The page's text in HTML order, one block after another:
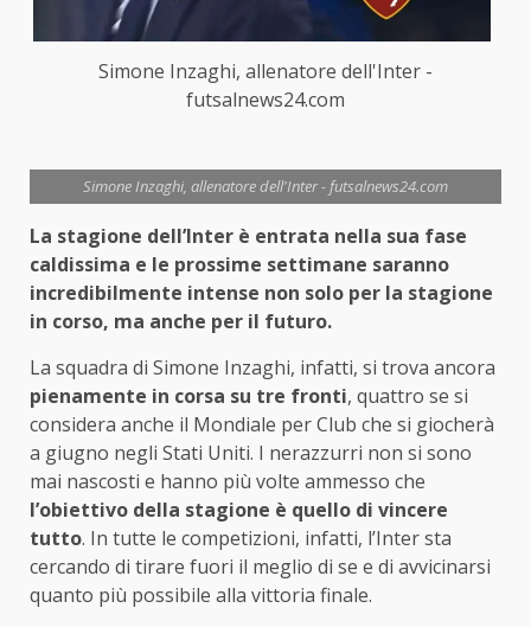
Simone Inzaghi, allenatore dell'Inter -
futsalnews24.com
Simone Inzaghi, allenatore dell'Inter - futsalnews24.com
La stagione dell’Inter è entrata nella sua fase
caldissima e le prossime settimane saranno
incredibilmente intense non solo per la stagione
in corso, ma anche per il futuro.
La squadra di Simone Inzaghi, infatti, si trova ancora
pienamente in corsa su tre fronti, quattro se si
considera anche il Mondiale per Club che si giocherà
a giugno negli Stati Uniti. I nerazzurri non si sono
mai nascosti e hanno più volte ammesso che
l’obiettivo della stagione è quello di vincere
tutto. In tutte le competizioni, infatti, l’Inter sta
cercando di tirare fuori il meglio di se e di avvicinarsi
quanto più possibile alla vittoria finale.